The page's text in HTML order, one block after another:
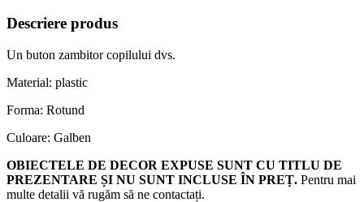
Descriere produs
Un buton zambitor copilului dvs.
Material: plastic
Forma: Rotund
Culoare: Galben
OBIECTELE DE DECOR EXPUSE SUNT CU TITLU DE
PREZENTARE ȘI NU SUNT INCLUSE ÎN PREȚ. Pentru mai
multe detalii vă rugăm să ne contactați.